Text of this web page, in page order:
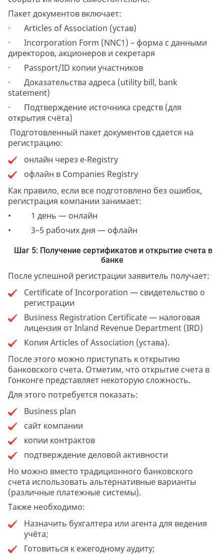
Пакет документов включает:
· Articles of Association (устав)
· Incorporation Form (NNC1) – форма с данными
директоров, акционеров и секретаря
· Passport/ID копии участников
· Доказательства адреса (utility bill, bank
statement)
· Подтверждение источника средств (для
открытия счёта)
Подготовленный пакет документов сдается на
регистрацию:
онлайн через e-Registry
офлайн в Companies Registry
Как правило, если все подготовлено без ошибок,
регистрация компании занимает:
• 1 день — онлайн
• 3–5 рабочих дня — офлайн
Шаг 5: Получение сертификатов и открытие счета в
банке
После успешной регистрации заявитель получает:
Certificate of Incorporation — свидетельство о
регистрации
Business Registration Certificate — налоговая
лицензия от Inland Revenue Department (IRD)
Копия Articles of Association (устава).
После этого можно приступать к открытию
банковского счета. Отметим, что открытие счета в
Гонконге представляет некоторую сложность.
Для этого потребуется показать:
Business plan
сайт компании
копии контрактов
подтверждение деловой активности
Но можно вместо традиционного банковского
счета использовать альтернативные варианты
(различные платежные системы).
Также необходимо:
Назначить бухгалтера или агента для ведения
учёта;
Готовиться к ежегодному аудиту;